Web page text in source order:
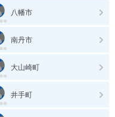
八幡市
南丹市
大山崎町
井手町